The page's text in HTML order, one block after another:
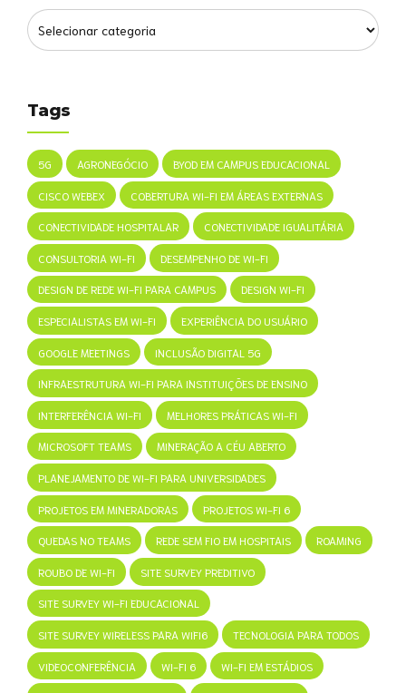
Tags
5G AGRONEGÓCIO BYOD EM CAMPUS EDUCACIONAL
CISCO WEBEX COBERTURA WI-FI EM ÁREAS EXTERNAS
CONECTIVIDADE HOSPITALAR CONECTIVIDADE IGUALITÁRIA
CONSULTORIA WI-FI DESEMPENHO DE WI-FI
DESIGN DE REDE WI-FI PARA CAMPUS DESIGN WI-FI
ESPECIALISTAS EM WI-FI EXPERIÊNCIA DO USUÁRIO
GOOGLE MEETINGS INCLUSÃO DIGITAL 5G
INFRAESTRUTURA WI-FI PARA INSTITUIÇÕES DE ENSINO
INTERFERÊNCIA WI-FI MELHORES PRÁTICAS WI-FI
MICROSOFT TEAMS MINERAÇÃO A CÉU ABERTO
PLANEJAMENTO DE WI-FI PARA UNIVERSIDADES
PROJETOS EM MINERADORAS PROJETOS WI-FI 6
QUEDAS NO TEAMS REDE SEM FIO EM HOSPITAIS ROAMING
ROUBO DE WI-FI SITE SURVEY PREDITIVO
SITE SURVEY WI-FI EDUCACIONAL
SITE SURVEY WIRELESS PARA WIFI6 TECNOLOGIA PARA TODOS
VIDEOCONFERÊNCIA WI-FI 6 WI-FI EM ESTÁDIOS